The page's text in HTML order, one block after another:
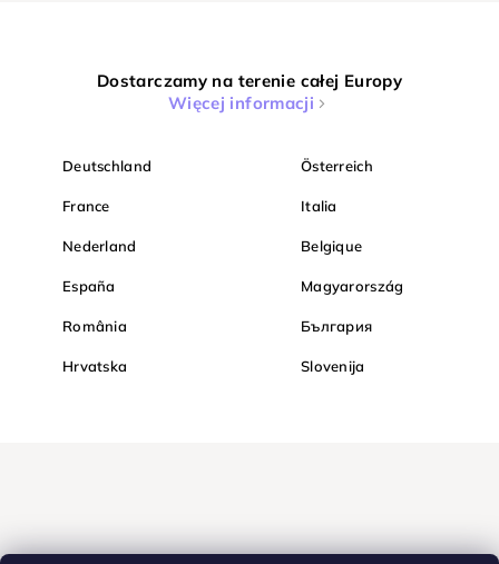
Dostarczamy na terenie całej Europy
Więcej informacji
Deutschland Österreich
France Italia
Nederland Belgique
España Magyarország
România България
Hrvatska Slovenija